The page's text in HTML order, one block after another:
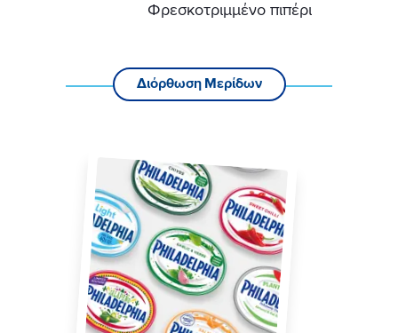
Φρεσκοτριμμένο πιπέρι
Διόρθωση Μερίδων